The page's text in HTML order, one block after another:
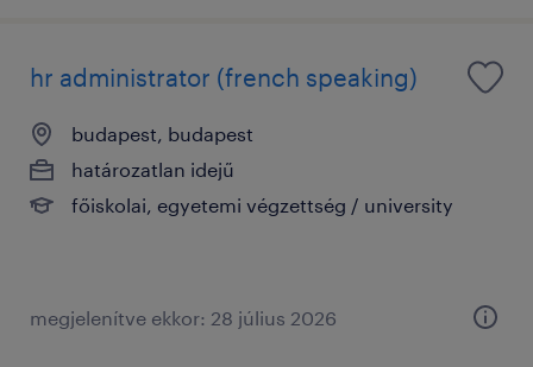
hr administrator (french speaking)
budapest, budapest
határozatlan idejű
főiskolai, egyetemi végzettség / university
megjelenítve ekkor: 28 július 2026